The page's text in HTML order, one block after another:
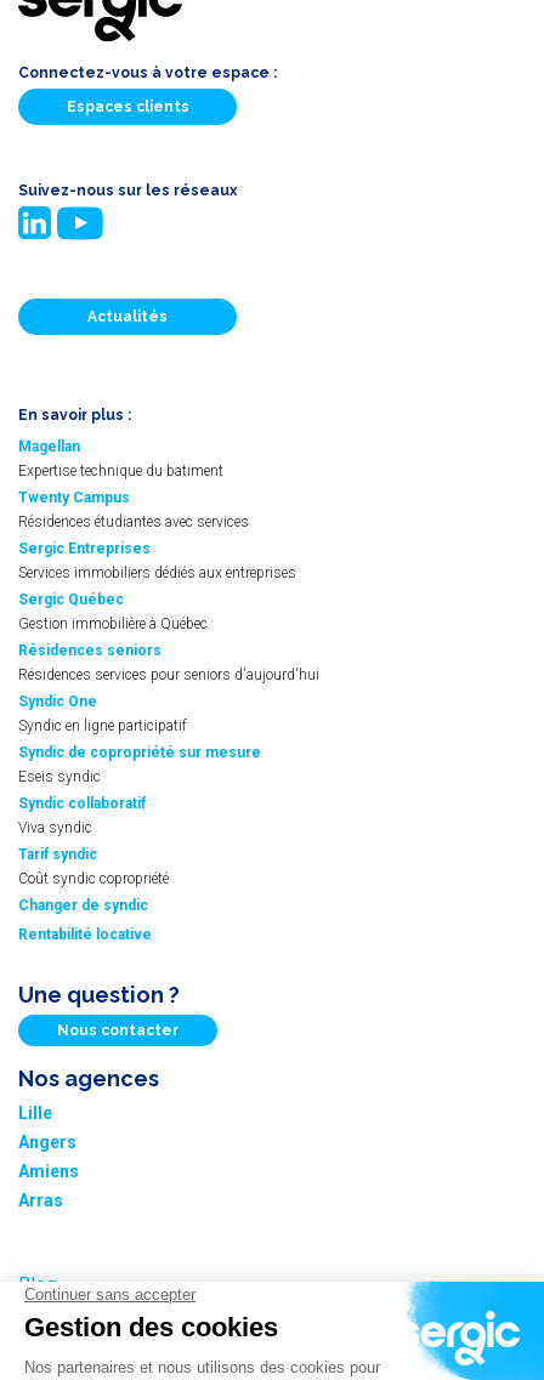
Connectez-vous à votre espace :
Espaces clients
Suivez-nous sur les réseaux
Actualités
En savoir plus :
Magellan
Expertise technique du batiment
Twenty Campus
Résidences étudiantes avec services
Sergic Entreprises
Services immobiliers dédiés aux entreprises
Sergic Québec
Gestion immobilière à Québec
Résidences seniors
Résidences services pour seniors d'aujourd'hui
Syndic One
Syndic en ligne participatif
Syndic de copropriété sur mesure
Eseis syndic
Syndic collaboratif
Viva syndic
Tarif syndic
Coût syndic copropriété
Changer de syndic
Rentabilité locative
Une question ?
Nous contacter
Nos agences
Lille
Angers
Amiens
Arras
Blog
Nos tarifs